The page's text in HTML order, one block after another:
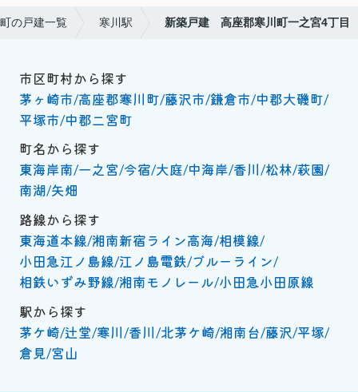
の戸建一覧 寒川駅 新築戸建 高座郡寒川町一之宮4丁目
市区町村から探す
茅ヶ崎市 高座郡寒川町 藤沢市 鎌倉市 中郡大磯町
平塚市 中郡二宮町
町名から探す
東海岸南 一之宮 今宿 大庭 中海岸 香川 松林 萩園
南湖 矢畑
路線から探す
東海道本線 湘南新宿ライン高海 相模線
小田急江ノ島線 江ノ島電鉄 ブルーライン
相鉄いずみ野線 湘南モノレール 小田急小田原線
駅から探す
茅ケ崎 辻堂 寒川 香川 北茅ケ崎 湘南台 藤沢 平塚
倉見 宮山